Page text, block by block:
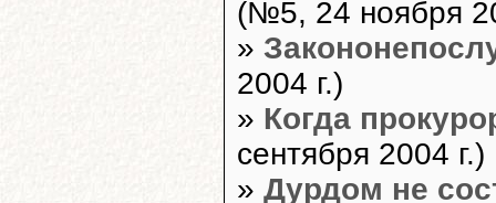
(№5, 24 ноября
»
2004 г.)
» Когда
сентября 2004 г.)
» Дурдом не